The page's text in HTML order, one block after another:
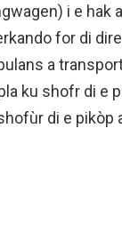
i e hak
for di
a
ku shofr di e
di e pikòp